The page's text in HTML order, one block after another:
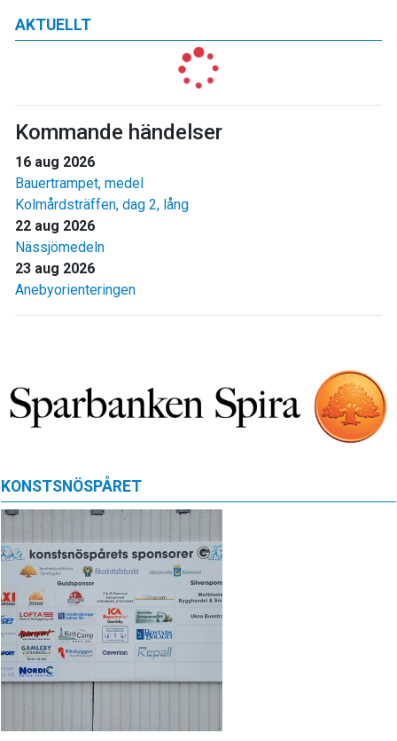
AKTUELLT
Kommande händelser
16 aug 2026
Bauertrampet, medel
Kolmårdsträffen, dag 2, lång
22 aug 2026
Nässjömedeln
23 aug 2026
Anebyorienteringen
KONSTSNÖSPÅRET